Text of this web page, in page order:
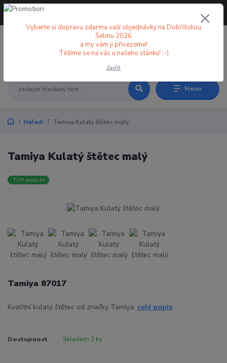
Menu
+420 773 998 582
Nářadí Tamiya Kulatý štětec malý
Tamiya Kulatý štětec malý
TOP produkt
Tamiya 87017
Kvalitní kulatý štětec od značky Tamiya. celý popis
Dostupnost Skladem 2 ks
Vyberte si dopravu zdarma vaší objednávky na Dobříšskou
Šelmu 2026
a my vám ji přivezeme!
Těšíme se na vás u našeho stánku! :-)
Zavřít